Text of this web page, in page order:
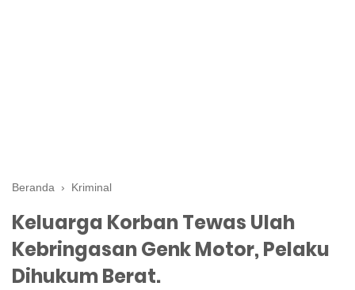
Beranda › Kriminal
Keluarga Korban Tewas Ulah
Kebringasan Genk Motor, Pelaku
Dihukum Berat.